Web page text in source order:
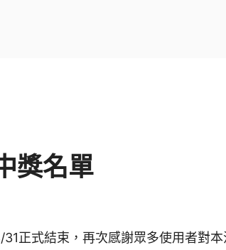
獎名單
正式結束，再次感謝眾多使用者對